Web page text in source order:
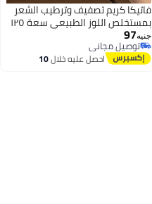
فاتيكا كريم تصفيف وترطيب الشعر
بمستخلص اللوز الطبيعي سعة ١٢٥
مل تركيبة متميزة للعناية الفائقة
بالشعر الجاف والتالف يغذي الخصلات
ويمنحها حيوية ونعومة قطعة
جنيه97
توصيل مجاني
بتخلّص بسرعة
توصيل مجانياحصل عليه خلال10